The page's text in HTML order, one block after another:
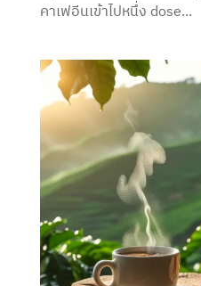
คาเฟอีนเข้าไปหนึ่ง dose...